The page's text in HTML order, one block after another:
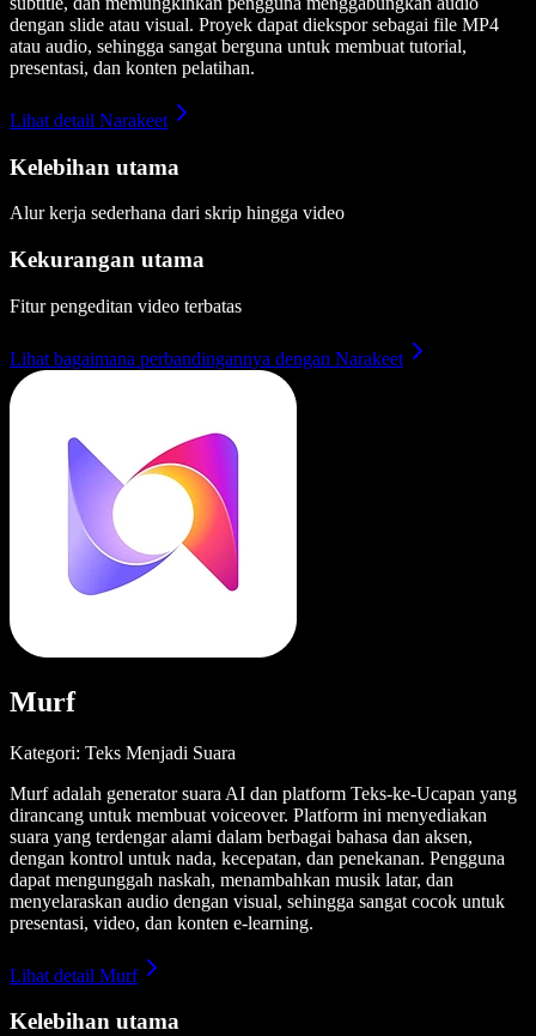
dengan slide atau visual. Proyek dapat diekspor sebagai file MP4
atau audio, sehingga sangat berguna untuk membuat tutorial,
presentasi, dan konten pelatihan.
Lihat detail Narakeet
Kelebihan utama
Alur kerja sederhana dari skrip hingga video
Kekurangan utama
Fitur pengeditan video terbatas
Lihat bagaimana perbandingannya dengan Narakeet
Murf
Kategori: Teks Menjadi Suara
Murf adalah generator suara AI dan platform Teks-ke-Ucapan yang
dirancang untuk membuat voiceover. Platform ini menyediakan
suara yang terdengar alami dalam berbagai bahasa dan aksen,
dengan kontrol untuk nada, kecepatan, dan penekanan. Pengguna
dapat mengunggah naskah, menambahkan musik latar, dan
menyelaraskan audio dengan visual, sehingga sangat cocok untuk
presentasi, video, dan konten e-learning.
Lihat detail Murf
Kelebihan utama